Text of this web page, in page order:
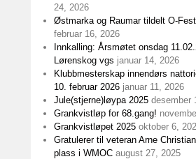
24, 2026
Østmarka og Raumar tildelt O-
februar 16, 2026
Innkalling: Årsmøtet onsdag
Lørenskog vgs januar 14, 2026
Klubbmesterskap innendørs
10. februar 2026 januar 11, 2026
Jule(stjerne)løypa 2025 desember
Grankvistløp for 68.gang!
Grankvistløpet 2025 oktober 6,
Gratulerer til veteran Arne
plass i WMOC august 27, 2025